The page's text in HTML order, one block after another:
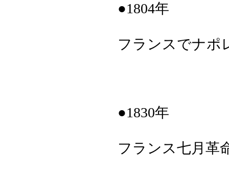
●1804年
フランスでナポ
●1830年
フランス七月革